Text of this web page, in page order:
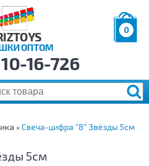
ОПТОМ
0
р.
10-16-726
» Свеча-цифра "8" Звёзды 5см
5см